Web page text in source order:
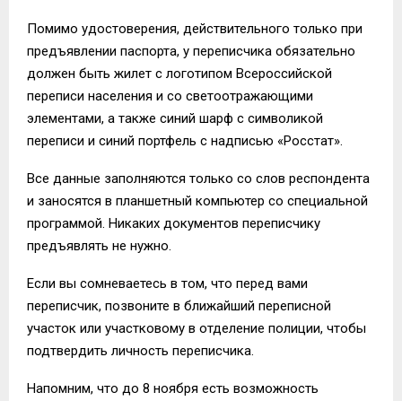
Помимо удостоверения, действительного только при
предъявлении паспорта, у переписчика обязательно
должен быть жилет с логотипом Всероссийской
переписи населения и со светоотражающими
элементами, а также синий шарф с символикой
переписи и синий портфель с надписью «Росстат».
Все данные заполняются только со слов респондента
и заносятся в планшетный компьютер со специальной
программой. Никаких документов переписчику
предъявлять не нужно.
Если вы сомневаетесь в том, что перед вами
переписчик, позвоните в ближайший переписной
участок или участковому в отделение полиции, чтобы
подтвердить личность переписчика.
Напомним, что до 8 ноября есть возможность